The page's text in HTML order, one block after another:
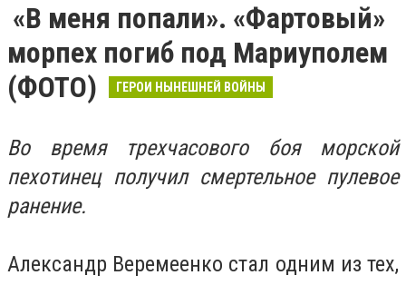
«В меня попали». «Фартовый»
морпех погиб под Мариуполем
(ФОТО)
ГЕРОИ НЫНЕШНЕЙ ВОЙНЫ
Во время трехчасового боя морской
пехотинец получил смертельное пулевое
ранение.
Александр Веремеенко стал одним из тех,